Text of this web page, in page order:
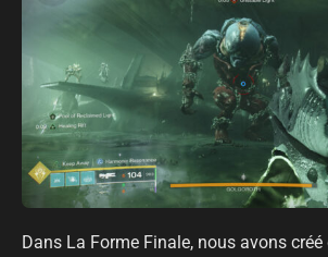
Dans La Forme Finale, nous avons